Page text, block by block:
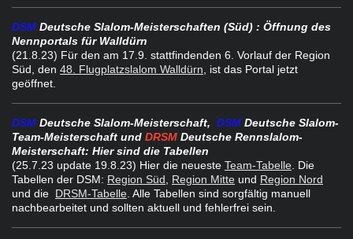
DSM Deutsche Slalom-Meisterschaften (Süd) : Öffnung des
Nennportals für Walldürn
(21.8.23) Für den am 17.9. stattfindenden 6. Vorlauf der Region
Süd, den 48. Flugplatzslalom Walldürn , ist das Portal jetzt
geöffnet.
DSM Deutsche Slalom-Meisterschaft, DSM Deutsche Slalom-
Team-Meisterschaft und DRSM Deutsche Rennslalom-
Meisterschaft: Hier sind die Tabellen
(25.7.23 update 19.8.23) Hier die neueste Team-Tabelle . Die
Tabellen der DSM: Region Süd Region Mitte und Region Nord
und die DRSM-Tabelle . Alle Tabellen sind sorgfältig manuell
nachbearbeitet und sollten aktuell und fehlerfrei sein.